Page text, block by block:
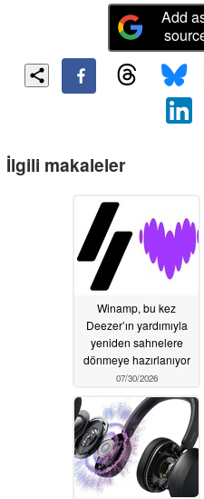
Add
İlgili makaleler
Winamp, bu kez
Deezer’ın yardımıyla
yeniden sahnelere
dönmeye hazırlanıyor
07/30/2026